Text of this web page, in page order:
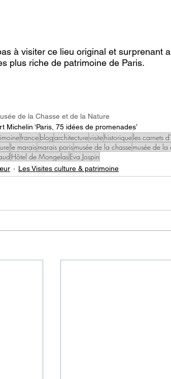
à visiter ce lieu original et surprenant
plus riche de patrimoine de Paris.
de la Chasse et de la Nature
Michelin ‘Paris, 75 idées de promenades’
franceblogarchitecturevisitehistoriqueles carnets
le maraismarais parismusée de la chassemusée de la
Hôtel de MongelasEva Jospin
Les Visites culture & patrimoine